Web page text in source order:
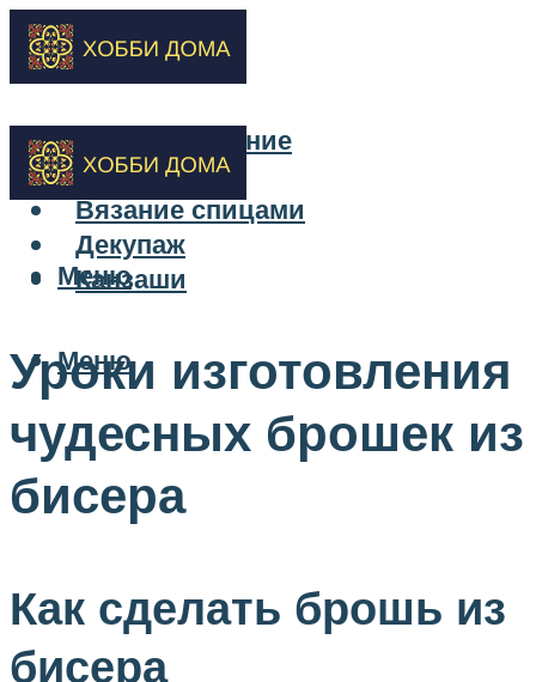
Бисероплетение
Вышивка
Вязание спицами
Декупаж
Канзаши
Меню
Меню
Уроки изготовления
чудесных брошек из
бисера
Как сделать брошь из
бисера